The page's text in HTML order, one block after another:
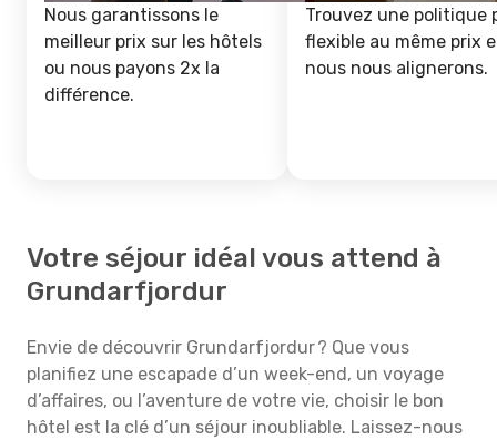
Nous garantissons le
meilleur prix sur les hôtels
ou nous payons 2x la
différence.
Trouvez une politique
flexible au même prix
nous nous alignerons.
Votre séjour idéal vous attend à
Grundarfjordur
Envie de découvrir Grundarfjordur ? Que vous
planifiez une escapade d’un week-end, un voyage
d’affaires, ou l’aventure de votre vie, choisir le bon
hôtel est la clé d’un séjour inoubliable. Laissez-nous